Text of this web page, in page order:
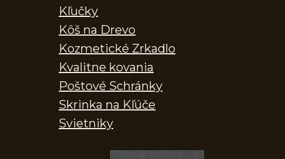
Kľučky
Kôš na Drevo
Kozmetické Zrkadlo
Kvalitne kovania
Poštové Schránky
Skrinka na Kľúče
Svietniky